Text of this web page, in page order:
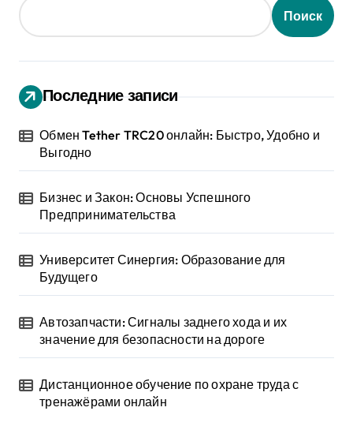
Поиск
Последние записи
Обмен Tether TRC20 онлайн: Быстро, Удобно и
Выгодно
Бизнес и Закон: Основы Успешного
Предпринимательства
Университет Синергия: Образование для
Будущего
Автозапчасти: Сигналы заднего хода и их
значение для безопасности на дороге
Дистанционное обучение по охране труда с
тренажёрами онлайн